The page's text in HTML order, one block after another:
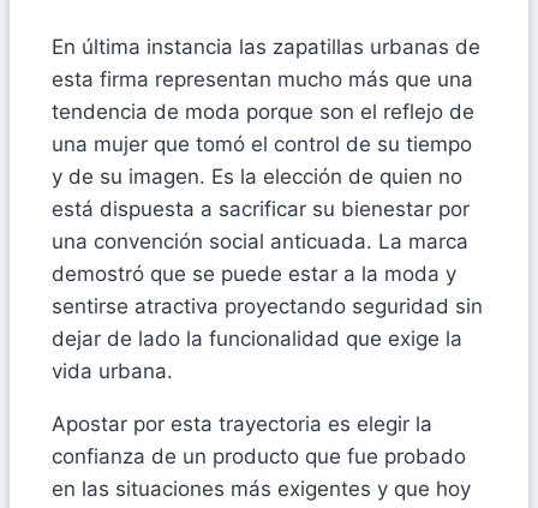
En última instancia las zapatillas urbanas de
esta firma representan mucho más que una
tendencia de moda porque son el reflejo de
una mujer que tomó el control de su tiempo
y de su imagen. Es la elección de quien no
está dispuesta a sacrificar su bienestar por
una convención social anticuada. La marca
demostró que se puede estar a la moda y
sentirse atractiva proyectando seguridad sin
dejar de lado la funcionalidad que exige la
vida urbana.
Apostar por esta trayectoria es elegir la
confianza de un producto que fue probado
en las situaciones más exigentes y que hoy